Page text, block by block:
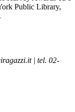
Public Library,
| tel. 02-